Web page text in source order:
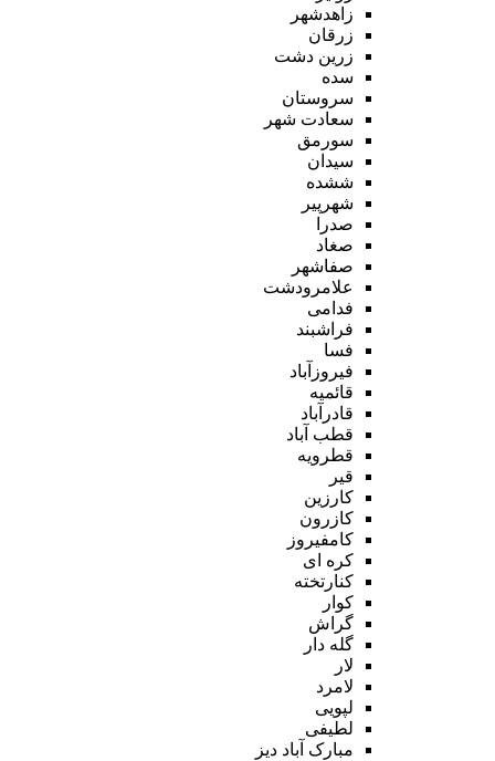
زاهدشهر
زرقان
زرین دشت
سده
سروستان
سعادت شهر
سورمق
سیدان
ششده
شهرپیر
صدرا
صغاد
صفاشهر
علامرودشت
فدامی
فراشبند
فسا
فیروزآباد
قائمیه
قادرآباد
قطب آباد
قطرویه
قیر
کارزین
کازرون
کامفیروز
کره ای
کنارتخته
کوار
گراش
گله دار
لار
لامرد
لپویی
لطیفی
مبارک آباد دیز